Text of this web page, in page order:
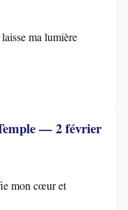
ma lumière
— 2 février
mon cœur et